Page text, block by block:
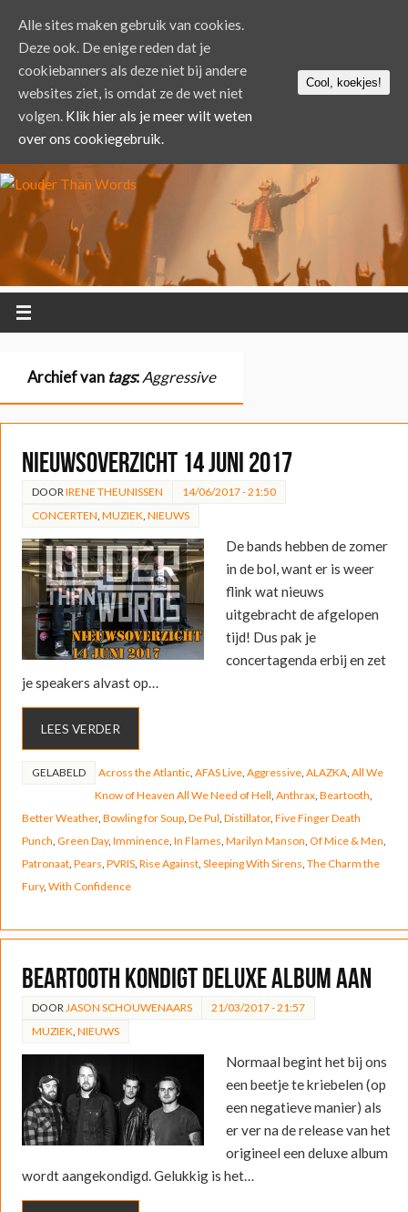
Archief van tags:Aggressive
Nieuwsoverzicht 14 juni 2017
DOOR IRENE THEUNISSEN
14/06/2017 - 21:50
CONCERTEN MUZIEK NIEUWS
De bands hebben de zomer
in de bol, want er is weer
flink wat nieuws
uitgebracht de afgelopen
tijd! Dus pak je
concertagenda erbij en zet
je speakers alvast op…
LEES VERDER
GELABELD Across the Atlantic, AFAS Live, Aggressive, ALAZKA, All We
Know of Heaven All We Need of Hell Anthrax, Beartooth
Better Weather, Bowling for Soup, De Pul Distillator, Five Finger Death
Punch Green Day, Imminence, In Flames Marilyn Manson Of Mice & Men
Patronaat, Pears PVRIS, Rise Against, Sleeping With Sirens The Charm the
Fury, With Confidence
Beartooth kondigt deluxe album aan
DOOR JASON SCHOUWENAARS
21/03/2017 - 21:57
MUZIEK NIEUWS
Normaal begint het bij ons
een beetje te kriebelen (op
een negatieve manier) als
er ver na de release van het
origineel een deluxe album
wordt aangekondigd. Gelukkig is het…
Alle sites maken gebruik van cookies.
Deze ook. De enige reden dat je
cookiebanners als deze niet bij andere
websites ziet, is omdat ze de wet niet
volgen. Klik hier als je meer wilt weten
over ons cookiegebruik.
Cool, koekjes!